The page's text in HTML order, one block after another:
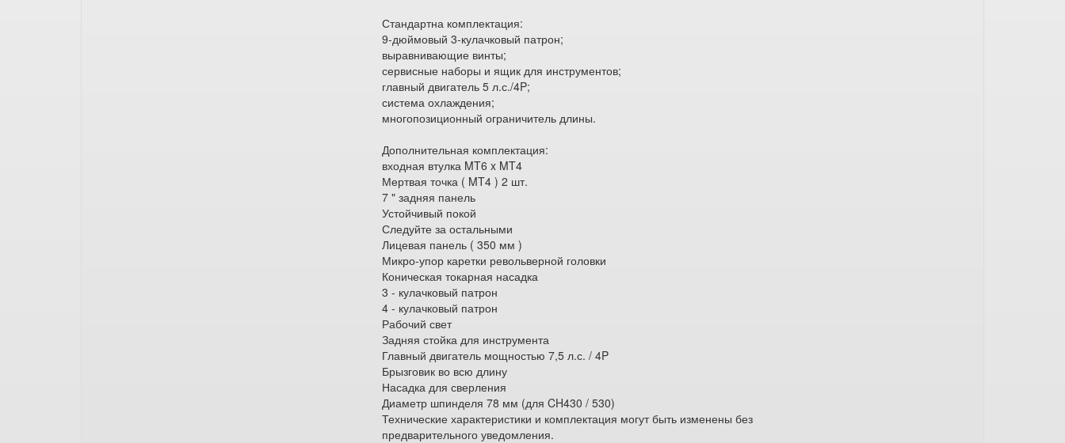
Стандартна комплектация:
9-дюймовый 3-кулачковый патрон;
выравнивающие винты;
сервисные наборы и ящик для инструментов;
главный двигатель 5 л.с./4P;
система охлаждения;
многопозиционный ограничитель длины.
Дополнительная комплектация:
входная втулка MT6 x MT4
Мертвая точка ( MT4 ) 2 шт.
7 " задняя панель
Устойчивый покой
Следуйте за остальными
Лицевая панель ( 350 мм )
Микро-упор каретки револьверной головки
Коническая токарная насадка
3 - кулачковый патрон
4 - кулачковый патрон
Рабочий свет
Задняя стойка для инструмента
Главный двигатель мощностью 7,5 л.с. / 4P
Брызговик во всю длину
Насадка для сверления
Диаметр шпинделя 78 мм (для CH430 / 530)
Технические характеристики и комплектация могут быть изменены без
предварительного уведомления.